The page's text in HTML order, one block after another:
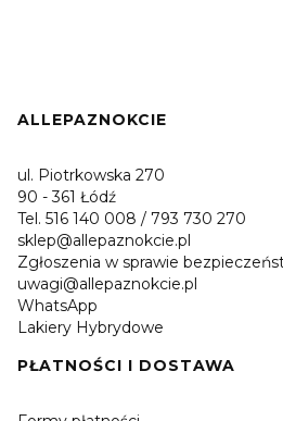
Linki w stopce
ALLEPAZNOKCIE
ul. Piotrkowska 270
90 - 361 Łódź
Tel. 516 140 008 / 793 730 270
sklep@allepaznokcie.pl
Zgłoszenia w sprawie
uwagi@allepaznokcie.pl
WhatsApp
Lakiery Hybrydowe
PŁATNOŚCI I DOSTAWA